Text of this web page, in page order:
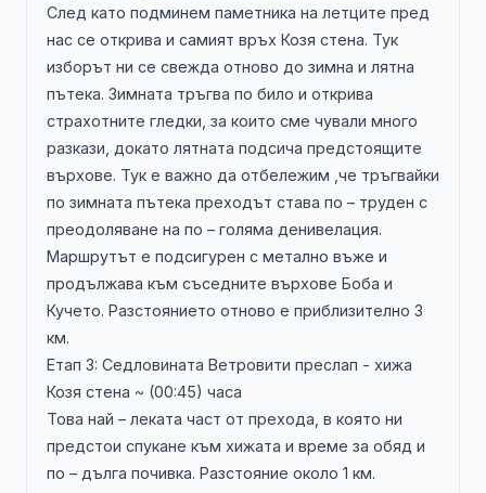
След като подминем паметника на летците пред
нас се открива и самият връх Козя стена. Тук
изборът ни се свежда отново до зимна и лятна
пътека. Зимната тръгва по било и открива
страхотните гледки, за които сме чували много
разкази, докато лятната подсича предстоящите
върхове. Тук е важно да отбележим ,че тръгвайки
по зимната пътека преходът става по – труден с
преодоляване на по – голяма денивелация.
Маршрутът е подсигурен с метално въже и
продължава към съседните върхове Боба и
Кучето. Разстоянието отново е приблизително 3
км.
Етап 3: Седловината Ветровити преслап - хижа
Козя стена ~ (00:45) часа
Това най – леката част от прехода, в която ни
предстои спукане към хижата и време за обяд и
по – дълга почивка. Разстояние около 1 км.